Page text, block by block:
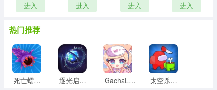
进入
进入
进入
进入
热门推荐
死亡蠕虫3D游戏官方最新版 逐光启航游戏最新版 GachaLife2手游直装版 太空杀单挑王最新版